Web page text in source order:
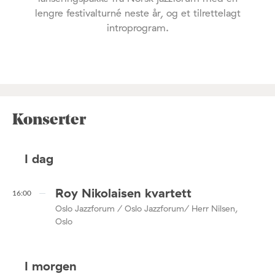
lengre festivalturné neste år, og et tilrettelagt
introprogram.
Konserter
I dag
16:00 Roy Nikolaisen kvartett
Oslo Jazzforum / Oslo Jazzforum/ Herr Nilsen,
Oslo
I morgen